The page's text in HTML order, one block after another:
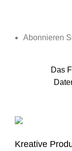
Abonnieren
Das
Kreative